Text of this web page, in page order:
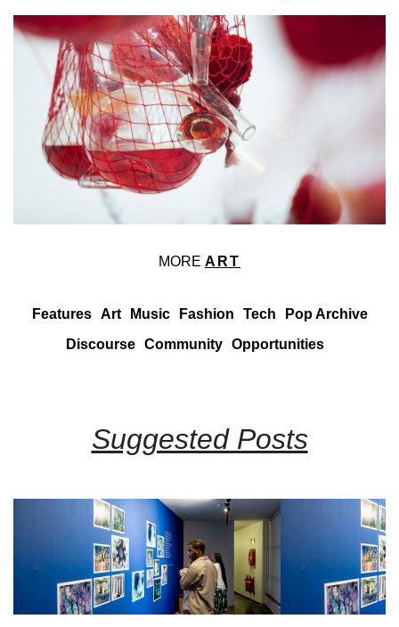
MORE ART
Features Art Music Fashion Tech
Pop Archive
Discourse Community Opportunities
Suggested Posts